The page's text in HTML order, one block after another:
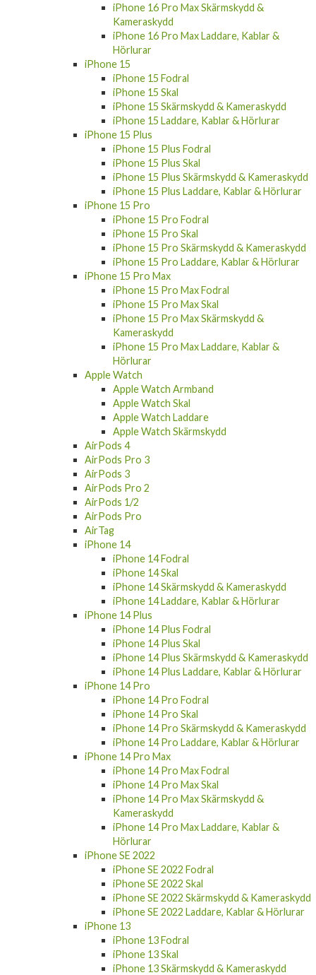
iPhone 16 Pro Max Skärmskydd &
Kameraskydd
iPhone 16 Pro Max Laddare, Kablar &
Hörlurar
iPhone 15
iPhone 15 Fodral
iPhone 15 Skal
iPhone 15 Skärmskydd & Kameraskydd
iPhone 15 Laddare, Kablar & Hörlurar
iPhone 15 Plus
iPhone 15 Plus Fodral
iPhone 15 Plus Skal
iPhone 15 Plus Skärmskydd & Kameraskydd
iPhone 15 Plus Laddare, Kablar & Hörlurar
iPhone 15 Pro
iPhone 15 Pro Fodral
iPhone 15 Pro Skal
iPhone 15 Pro Skärmskydd & Kameraskydd
iPhone 15 Pro Laddare, Kablar & Hörlurar
iPhone 15 Pro Max
iPhone 15 Pro Max Fodral
iPhone 15 Pro Max Skal
iPhone 15 Pro Max Skärmskydd &
Kameraskydd
iPhone 15 Pro Max Laddare, Kablar &
Hörlurar
Apple Watch
Apple Watch Armband
Apple Watch Skal
Apple Watch Laddare
Apple Watch Skärmskydd
AirPods 4
AirPods Pro 3
AirPods 3
AirPods Pro 2
AirPods 1/2
AirPods Pro
AirTag
iPhone 14
iPhone 14 Fodral
iPhone 14 Skal
iPhone 14 Skärmskydd & Kameraskydd
iPhone 14 Laddare, Kablar & Hörlurar
iPhone 14 Plus
iPhone 14 Plus Fodral
iPhone 14 Plus Skal
iPhone 14 Plus Skärmskydd & Kameraskydd
iPhone 14 Plus Laddare, Kablar & Hörlurar
iPhone 14 Pro
iPhone 14 Pro Fodral
iPhone 14 Pro Skal
iPhone 14 Pro Skärmskydd & Kameraskydd
iPhone 14 Pro Laddare, Kablar & Hörlurar
iPhone 14 Pro Max
iPhone 14 Pro Max Fodral
iPhone 14 Pro Max Skal
iPhone 14 Pro Max Skärmskydd &
Kameraskydd
iPhone 14 Pro Max Laddare, Kablar &
Hörlurar
iPhone SE 2022
iPhone SE 2022 Fodral
iPhone SE 2022 Skal
iPhone SE 2022 Skärmskydd & Kameraskydd
iPhone SE 2022 Laddare, Kablar & Hörlurar
iPhone 13
iPhone 13 Fodral
iPhone 13 Skal
iPhone 13 Skärmskydd & Kameraskydd